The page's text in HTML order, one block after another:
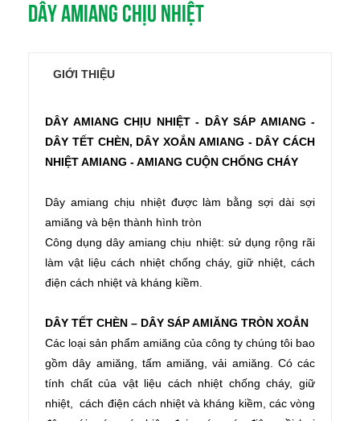
DÂY AMIANG CHỊU NHIỆT
GIỚI THIỆU
DÂY AMIANG CHỊU NHIỆT - DÂY SÁP AMIANG -
DÂY TẾT CHÈN, DÂY XOẮN AMIANG - DÂY CÁCH
NHIỆT AMIANG - AMIANG CUỘN CHỐNG CHÁY
Dây amiang chịu nhiệt được làm bằng sợi dài sợi
amiăng và bện thành hình tròn
Công dụng dây amiang chịu nhiệt: sử dụng rộng rãi
làm vật liệu cách nhiệt chống cháy, giữ nhiệt, cách
điện cách nhiệt và kháng kiềm.
DÂY TẾT CHÈN – DÂY SÁP AMIĂNG TRÒN XOẮN
Các loại sản phẩm amiăng của công ty chúng tôi bao
gồm dây amiăng, tấm amiăng, vải amiăng. Có các
tính chất của vật liệu cách nhiệt chống cháy, giữ
nhiệt, cách điện cách nhiệt và kháng kiềm, các vòng